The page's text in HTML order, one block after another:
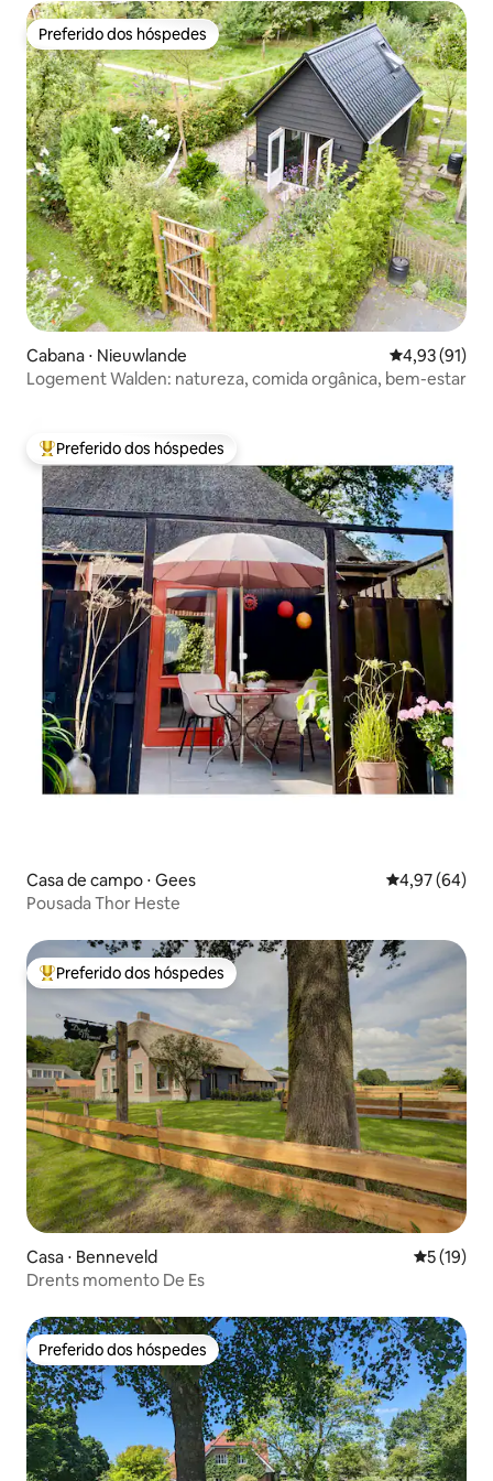
Preferido dos hóspedes
Preferido dos hóspedes
Cabana ⋅ Nieuwlande 4,93 de uma
4,93 (91)
Logement Walden: natureza, comida orgânica, bem-estar
Entre os melhores preferidos dos hóspedes
Preferido dos hóspedes
Casa de campo ⋅ Gees 4,97 de uma
4,97 (64)
Pousada Thor Heste
Entre os melhores preferidos dos hóspedes
Preferido dos hóspedes
Casa ⋅ Benneveld 5 de uma
5 (19)
Drents momento De Es
Preferido dos hóspedes
Preferido dos hóspedes